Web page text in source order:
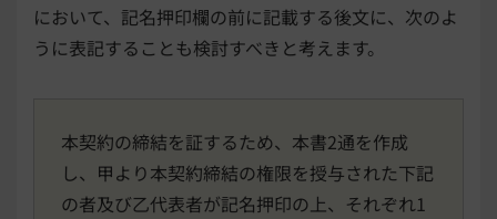
において、記名押印欄の前に記載する後文に、次のよ
うに表記することも検討すべきと考えます。
本契約の締結を証するため、本書2通を作成
し、甲より本契約締結の権限を授与された下記
の者及び乙代表者が記名押印の上、それぞれ1